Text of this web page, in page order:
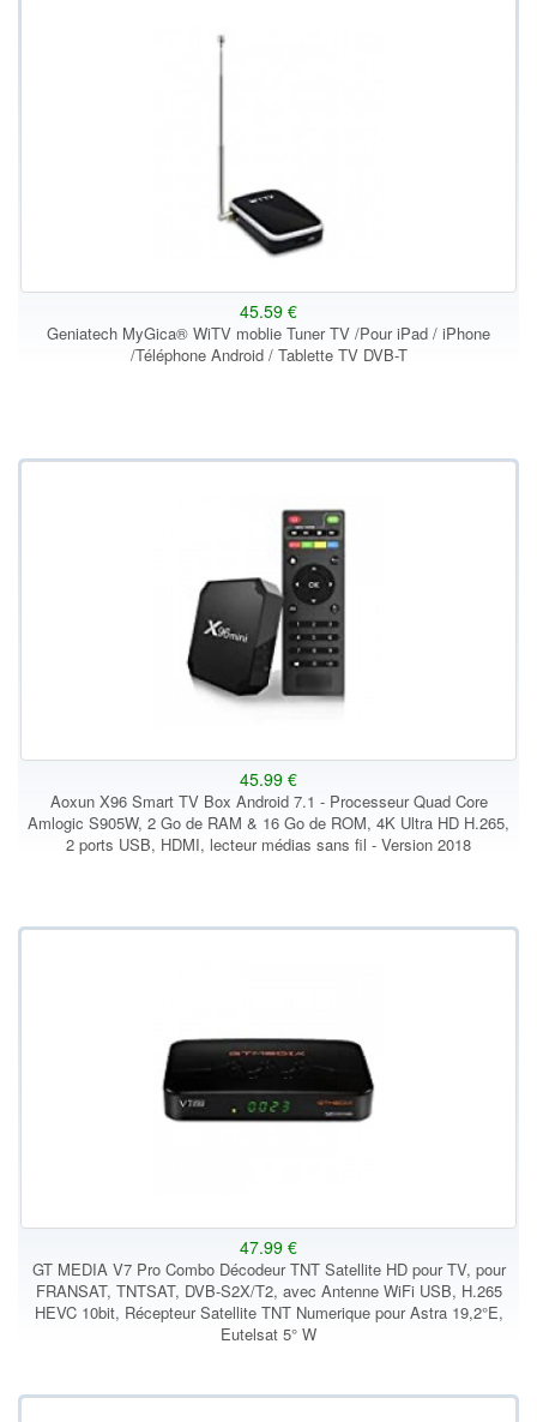
45.59 €
Geniatech MyGica® WiTV moblie Tuner TV /Pour iPad / iPhone
/Téléphone Android / Tablette TV DVB-T
45.99 €
Aoxun X96 Smart TV Box Android 7.1 - Processeur Quad Core
Amlogic S905W, 2 Go de RAM & 16 Go de ROM, 4K Ultra HD H.265,
2 ports USB, HDMI, lecteur médias sans fil - Version 2018
47.99 €
GT MEDIA V7 Pro Combo Décodeur TNT Satellite HD pour TV, pour
FRANSAT, TNTSAT, DVB-S2X/T2, avec Antenne WiFi USB, H.265
HEVC 10bit, Récepteur Satellite TNT Numerique pour Astra 19,2°E,
Eutelsat 5° W